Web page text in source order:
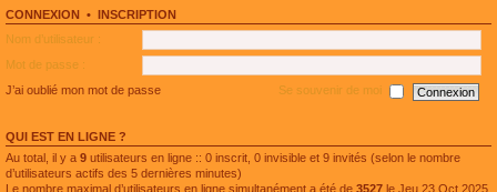
é
c
e
n
t
l
u
s
é
e
u
l
e
l
s
e
n
t
CONNEXION • INSCRIPTION
Nom d’utilisateur :
Mot de passe :
J’ai oublié mon mot de passe
Se souvenir de moi
QUI EST EN LIGNE ?
Au total, il y a 9 utilisateurs en ligne :: 0 inscrit, 0 invisible et 9 invités (selon le nombre
d’utilisateurs actifs des 5 dernières minutes)
Le nombre maximal d’utilisateurs en ligne simultanément a été de 3527 le Jeu 23 Oct 2025